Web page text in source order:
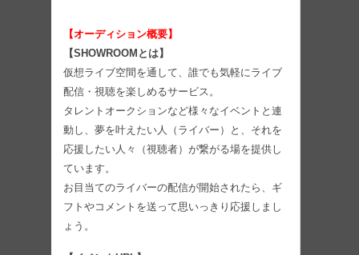
【オーディション概要】
【SHOWROOM とは】
仮想ライブ空間を通して、誰でも気軽にライブ
配信・視聴を楽しめるサービス。
タレントオークションなど様々なイベントと連
動し、夢を叶えたい人（ライバー）と、それを
応援したい人々（視聴者）が繋がる場を提供し
ています。
お目当てのライバーの配信が開始されたら、ギ
フトやコメントを送って思いっきり応援しまし
ょう。